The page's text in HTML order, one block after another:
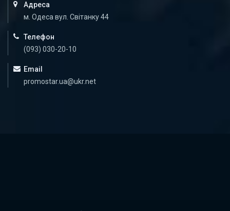
Адреса
м. Одеса вул. Світанку 44
Телефон
(093) 030-20-10
Email
promostar.ua@ukr.net